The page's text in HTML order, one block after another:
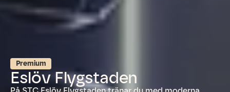
Premium
Eslöv Flygstaden